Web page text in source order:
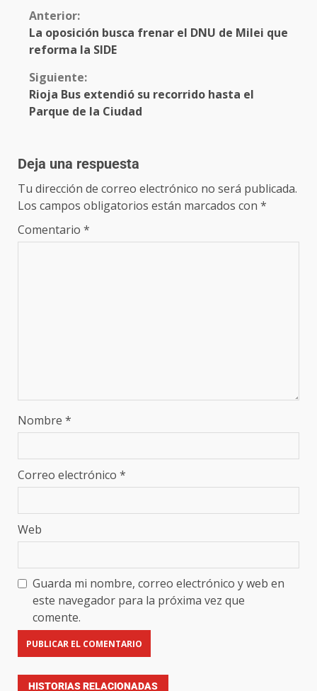
Anterior:
La oposición busca frenar el DNU de Milei que
reforma la SIDE
Siguiente:
Rioja Bus extendió su recorrido hasta el
Parque de la Ciudad
Deja una respuesta
Tu dirección de correo electrónico no será publicada.
Los campos obligatorios están marcados con *
Comentario *
Nombre *
Correo electrónico *
Web
Guarda mi nombre, correo electrónico y web en
este navegador para la próxima vez que
comente.
HISTORIAS RELACIONADAS